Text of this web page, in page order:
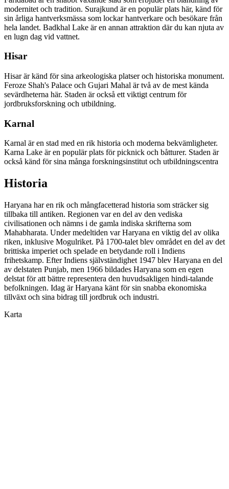
modernitet och tradition. Surajkund är en populär plats här, känd för
sin årliga hantverksmässa som lockar hantverkare och besökare från
hela landet. Badkhal Lake är en annan attraktion där du kan njuta av
en lugn dag vid vattnet.
Hisar
Hisar är känd för sina arkeologiska platser och historiska monument.
Feroze Shah's Palace och Gujari Mahal är två av de mest kända
sevärdheterna här. Staden är också ett viktigt centrum för
jordbruksforskning och utbildning.
Karnal
Karnal är en stad med en rik historia och moderna bekvämligheter.
Karna Lake är en populär plats för picknick och båtturer. Staden är
också känd för sina många forskningsinstitut och utbildningscentra
Historia
Haryana har en rik och mångfacetterad historia som sträcker sig
tillbaka till antiken. Regionen var en del av den vediska
civilisationen och nämns i de gamla indiska skrifterna som
Mahabharata. Under medeltiden var Haryana en viktig del av olika
riken, inklusive Mogulriket. På 1700-talet blev området en del av det
brittiska imperiet och spelade en betydande roll i Indiens
frihetskamp. Efter Indiens självständighet 1947 blev Haryana en del
av delstaten Punjab, men 1966 bildades Haryana som en egen
delstat för att bättre representera den huvudsakligen hindi-talande
befolkningen. Idag är Haryana känt för sin snabba ekonomiska
tillväxt och sina bidrag till jordbruk och industri.
Karta